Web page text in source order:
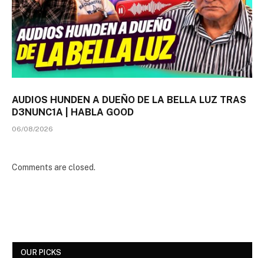
AUDIOS HUNDEN A DUEÑO DE LA BELLA LUZ TRAS
D3NUNC1A | HABLA GOOD
06/08/2026
Comments are closed.
OUR PICKS